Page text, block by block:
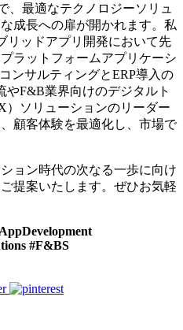
、最適なテクノロジーソリュ
成長への扉が開かれます。私
リッドアプリ開発において先
ラットフォームアプリケーシ
ンサルティングとERP導入の
やF&B業界向けのデジタルト
）ソリューションのリーダー
顧客体験を最適化し、市場で
ョン時代の次なる一歩に向け
提案いたします。ぜひお気軽
#F&BS